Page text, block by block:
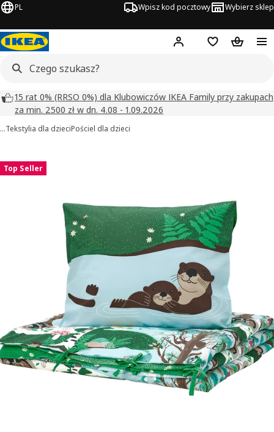
PL Wpisz kod pocztowy Wybierz sklep
Hej! Zaloguj się
Lista zakupowa
Koszyk
15 rat 0% (RRSO 0%) dla Klubowiczów IKEA Family przy zakupach
za min. 2500 zł w dn. 4.08 - 1.09.2026
…Tekstylia dla dzieciPościel dla dzieci
Top Seller